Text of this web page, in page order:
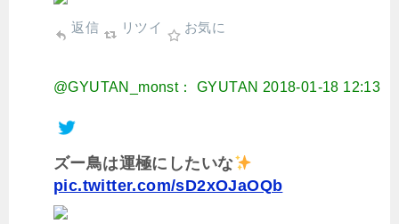
返信 リツイ お気に
@GYUTAN_monst： GYUTAN 2018-01-18 12:13
ズー鳥は運極にしたいな
pic.twitter.com/sD2xOJaOQb